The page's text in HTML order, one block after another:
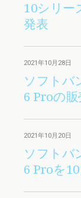
10シリー
発表
2021年10月28日
ソフトバ
6 Proの
2021年10月20日
ソフトバ
6 Proを